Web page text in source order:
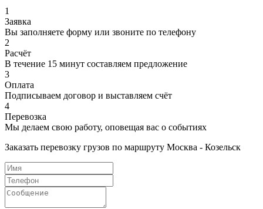
1
Заявка
Вы заполняете форму или звоните по телефону
2
Расчёт
В течение 15 минут составляем предложение
3
Оплата
Подписываем договор и выставляем счёт
4
Перевозка
Мы делаем свою работу, оповещая вас о событиях
Заказать перевозку грузов по маршруту Москва - Козельск